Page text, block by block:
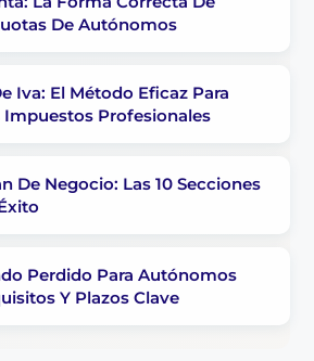
De Autónomos
Iva: El Método Eficaz Para
Impuestos Profesionales
De Negocio: Las 10 Secciones
Perdido Para Autónomos
Y Plazos Clave